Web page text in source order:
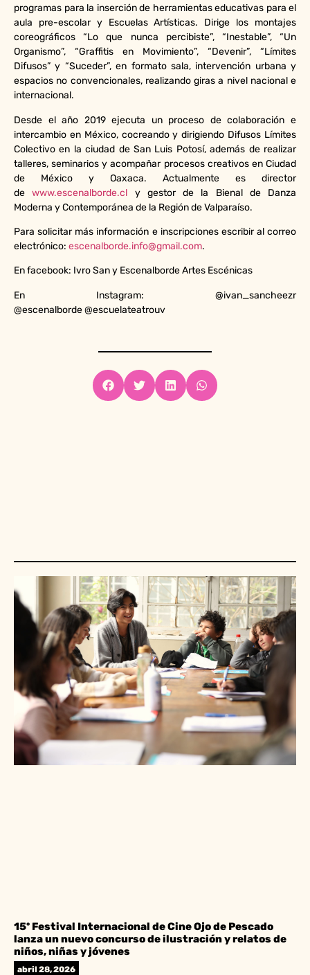
programas para la inserción de herramientas educativas para el
aula pre-escolar y Escuelas Artísticas. Dirige los montajes
coreográficos “Lo que nunca percibiste”, “Inestable”, “Un
Organismo”, “Graffitis en Movimiento”, “Devenir”, “Límites
Difusos” y “Suceder”, en formato sala, intervención urbana y
espacios no convencionales, realizando giras a nivel nacional e
internacional.
Desde el año 2019 ejecuta un proceso de colaboración e
intercambio en México, cocreando y dirigiendo Difusos Límites
Colectivo en la ciudad de San Luis Potosí, además de realizar
talleres, seminarios y acompañar procesos creativos en Ciudad
de México y Oaxaca. Actualmente es director
dewww.escenalborde.cl y gestor de la Bienal de Danza
Moderna y Contemporánea de la Región de Valparaíso.
Para solicitar más información e inscripciones escribir al correo
electrónico: escenalborde.info@gmail.com.
En facebook: Ivro San y Escenalborde Artes Escénicas
En Instagram: @ivan_sancheezr
@escenalborde@escuelateatrouv
15º Festival Internacional de Cine Ojo de Pescado
lanza un nuevo concurso de ilustración y relatos de
niños, niñas y jóvenes
abril 28, 2026